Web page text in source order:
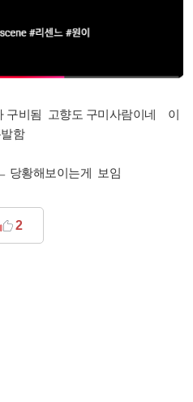
구비됨 고향도 구미사람이네 이
함
당황해보이는게 보임
2